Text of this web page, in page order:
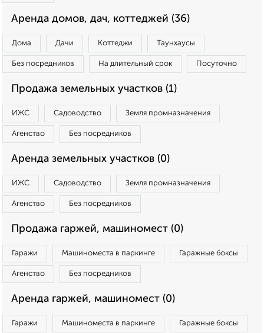
Аренда домов, дач, коттеджей (36)
Дома Дачи Коттеджи Таунхаусы
Без посредников На длительный срок Посуточно
Продажа земельных участков (1)
ИЖС Садоводство Земля промназначения
Агенство Без посредников
Аренда земельных участков (0)
ИЖС Садоводство Земля промназначения
Агенство Без посредников
Продажа гаржей, машиномест (0)
Гаражи Машиноместа в паркинге Гаражные боксы
Агенство Без посредников
Аренда гаржей, машиномест (0)
Гаражи Машиноместа в паркинге Гаражные боксы